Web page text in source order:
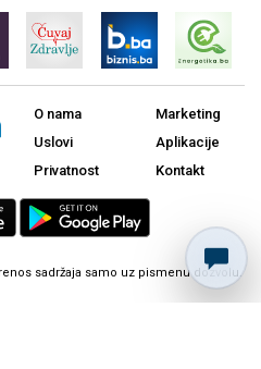
O nama
Uslovi
Privatnost
Marketing
Aplikacije
Kontakt
sadržaja samo uz pismenu dozvolu.